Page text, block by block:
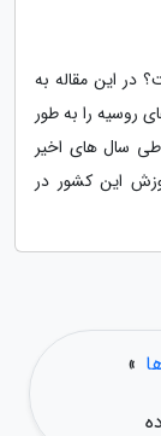
در این مقاله به
روسیه را به طور
سال های اخیر
این کشور در
»